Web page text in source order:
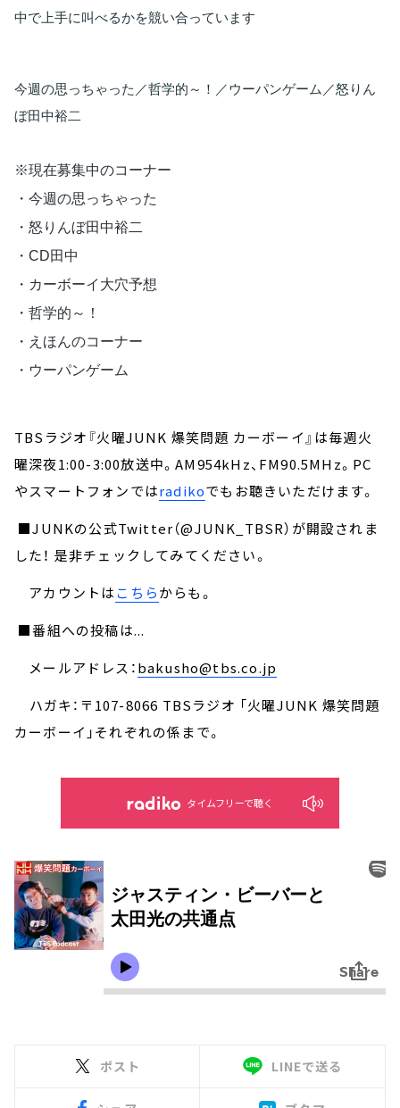
中で上手に叫べるかを競い合っています
今週の思っちゃった／哲学的～！／ウーパンゲーム／怒りん
ぼ田中裕二
※現在募集中のコーナー
・今週の思っちゃった
・怒りんぼ田中裕二
・CD田中
・カーボーイ大穴予想
・哲学的～！
・えほんのコーナー
・ウーパンゲーム
TBSラジオ『火曜JUNK 爆笑問題 カーボーイ』は毎週火
曜深夜1:00-3:00放送中。AM954kHz、FM90.5MHz。PC
やスマートフォンではradikoでもお聴きいただけます。
■JUNKの公式Twitter（@JUNK_TBSR）が開設されま
した！ 是非チェックしてみてください。
アカウントはこちらからも。
■番組への投稿は...
メールアドレス：bakusho@tbs.co.jp
ハガキ：〒107-8066 TBSラジオ 「火曜JUNK 爆笑問題
カーボーイ」それぞれの係まで。
タイムフリーで聴く
ポスト LINEで送る